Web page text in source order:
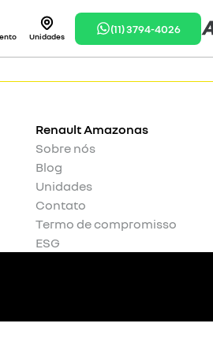
Unidades
(11) 3794-4026
RenaultAmazonas
Sobre nós
Blog
Unidades
Contato
Termo de compromisso
ESG